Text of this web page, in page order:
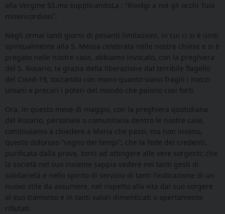
alla Vergine SS.ma supplicandoLa : “Rivolgi a noi gli occhi Tuoi
misericordiosi”.
Negli ormai tanti giorni di pesanti limitazioni, in cui ci si è uniti
spiritualmente alla S. Messa celebrata nelle nostre chiese e si è
pregato nelle nostre case, abbiamo invocato, con la preghiera
del S. Rosario, la grazia della liberazione dal terribile flagello
del Covid-19, toccando con mano quanto siano fragili i mezzi
umani e precari i poteri del mondo che paiono così forti.
Ora, in questo mese di maggio, con la preghiera quotidiana
del Rosario, personale o comunitaria dentro le nostre case,
continuiamo a chiedere a Maria che passi, ma non invano,
questo doloroso “segno dei tempi”; che la fede dei credenti,
purificata dalla prova, torni ad attingere alle vere sorgenti; che
la società nel suo insieme sappia vedere nei tanti gesti di
solidarietà e nello spirito di servizio di tanti l’indicazione di un
nuovo stile da assumere, nel rispetto alla vita dal suo sorgere
al suo tramonto e in tanti valori dimenticati o apertamente
rifiutati.